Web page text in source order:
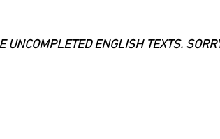
UNCOMPLETED ENGLISH TEXTS.